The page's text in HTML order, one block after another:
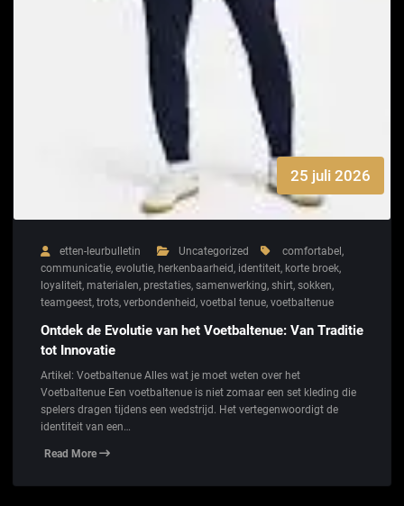
25 juli 2026
etten-leurbulletin Uncategorized comfortabel,
communicatie, evolutie, herkenbaarheid, identiteit, korte broek,
loyaliteit, materialen, prestaties, samenwerking, shirt, sokken,
teamgeest, trots, verbondenheid, voetbal tenue, voetbaltenue
Ontdek de Evolutie van het Voetbaltenue: Van Traditie
tot Innovatie
Artikel: Voetbaltenue Alles wat je moet weten over het
Voetbaltenue Een voetbaltenue is niet zomaar een set kleding die
spelers dragen tijdens een wedstrijd. Het vertegenwoordigt de
identiteit van een…
Read More